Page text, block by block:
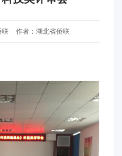
联 作者：湖北省侨联